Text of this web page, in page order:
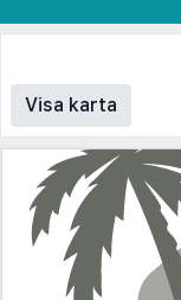
Visa karta